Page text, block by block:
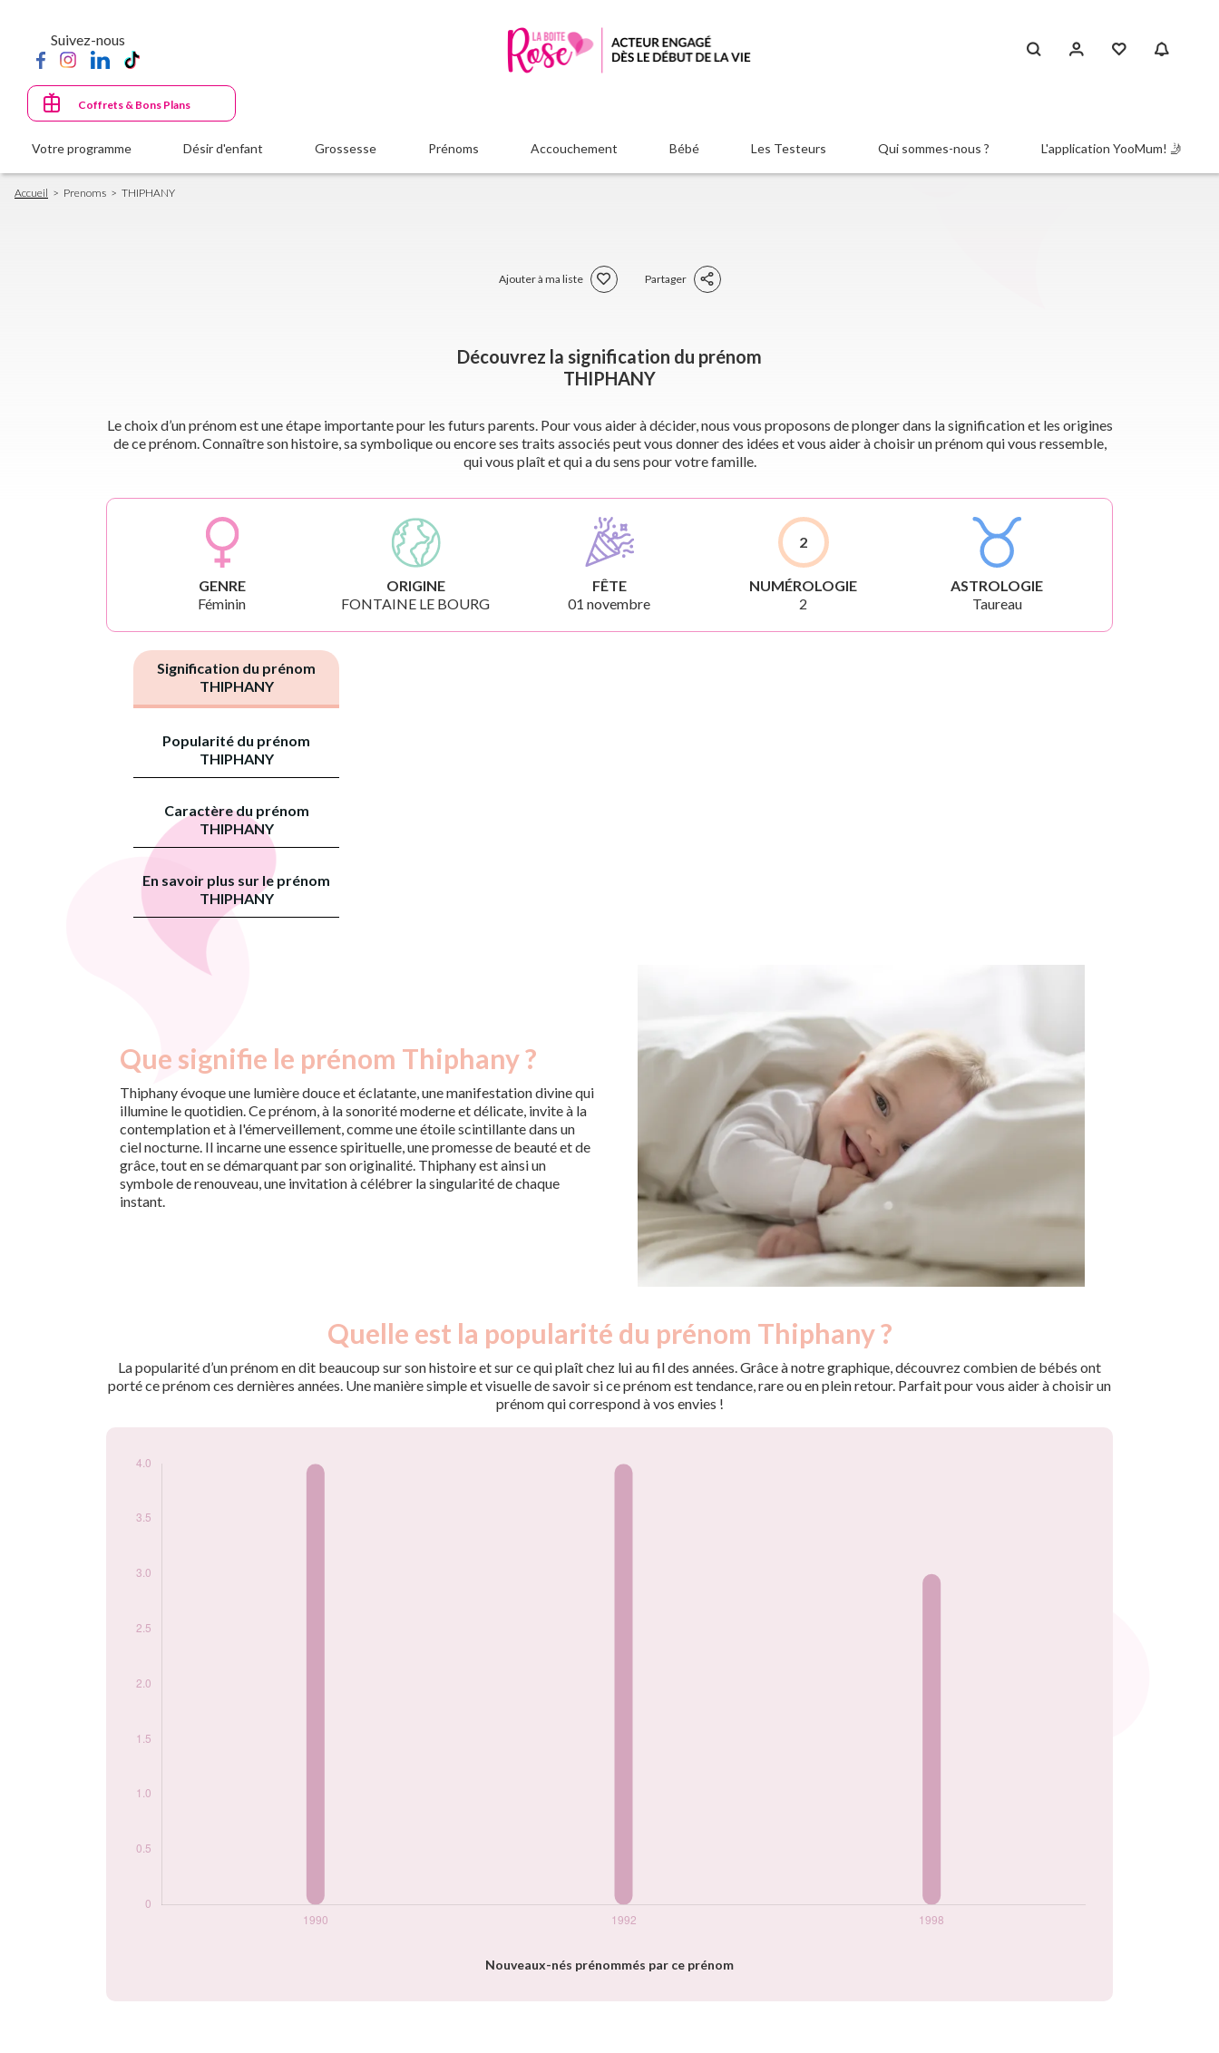
principal
Suivez-nous
Coffrets & Bons Plans
Votre programme Désir d'enfant Grossesse Prénoms Accouchement Bébé Les Testeurs Qui sommes-nous ? L'application YooMum! 🤳
Fil
d'Ariane
Accueil Prenoms THIPHANY
Ajouter à ma liste Partager
Découvrez la signification du prénom
THIPHANY
Le choix d’un prénom est une étape importante pour les futurs parents. Pour vous aider à décider, nous vous proposons de plonger dans la signification et les origines
de ce prénom. Connaître son histoire, sa symbolique ou encore ses traits associés peut vous donner des idées et vous aider à choisir un prénom qui vous ressemble,
qui vous plaît et qui a du sens pour votre famille.
GENRE
Féminin
ORIGINE
FONTAINE LE BOURG
FÊTE
01 novembre
2
NUMÉROLOGIE
2
ASTROLOGIE
Taureau
Signification du prénom
THIPHANY
Popularité du prénom
THIPHANY
Caractère du prénom
THIPHANY
En savoir plus sur le prénom
THIPHANY
Que signifie le prénom Thiphany ?
Thiphany évoque une lumière douce et éclatante, une manifestation divine qui
illumine le quotidien. Ce prénom, à la sonorité moderne et délicate, invite à la
contemplation et à l'émerveillement, comme une étoile scintillante dans un
ciel nocturne. Il incarne une essence spirituelle, une promesse de beauté et de
grâce, tout en se démarquant par son originalité. Thiphany est ainsi un
symbole de renouveau, une invitation à célébrer la singularité de chaque
instant.
Quelle est la popularité du prénom Thiphany ?
La popularité d’un prénom en dit beaucoup sur son histoire et sur ce qui plaît chez lui au fil des années. Grâce à notre graphique, découvrez combien de bébés ont
porté ce prénom ces dernières années. Une manière simple et visuelle de savoir si ce prénom est tendance, rare ou en plein retour. Parfait pour vous aider à choisir un
prénom qui correspond à vos envies !
Nouveaux-nés prénommés par ce prénom
par année
1990
4
1992
4